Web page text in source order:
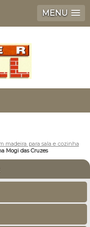
MENU
madeira para sala e cozinha
Mogi das Cruzes